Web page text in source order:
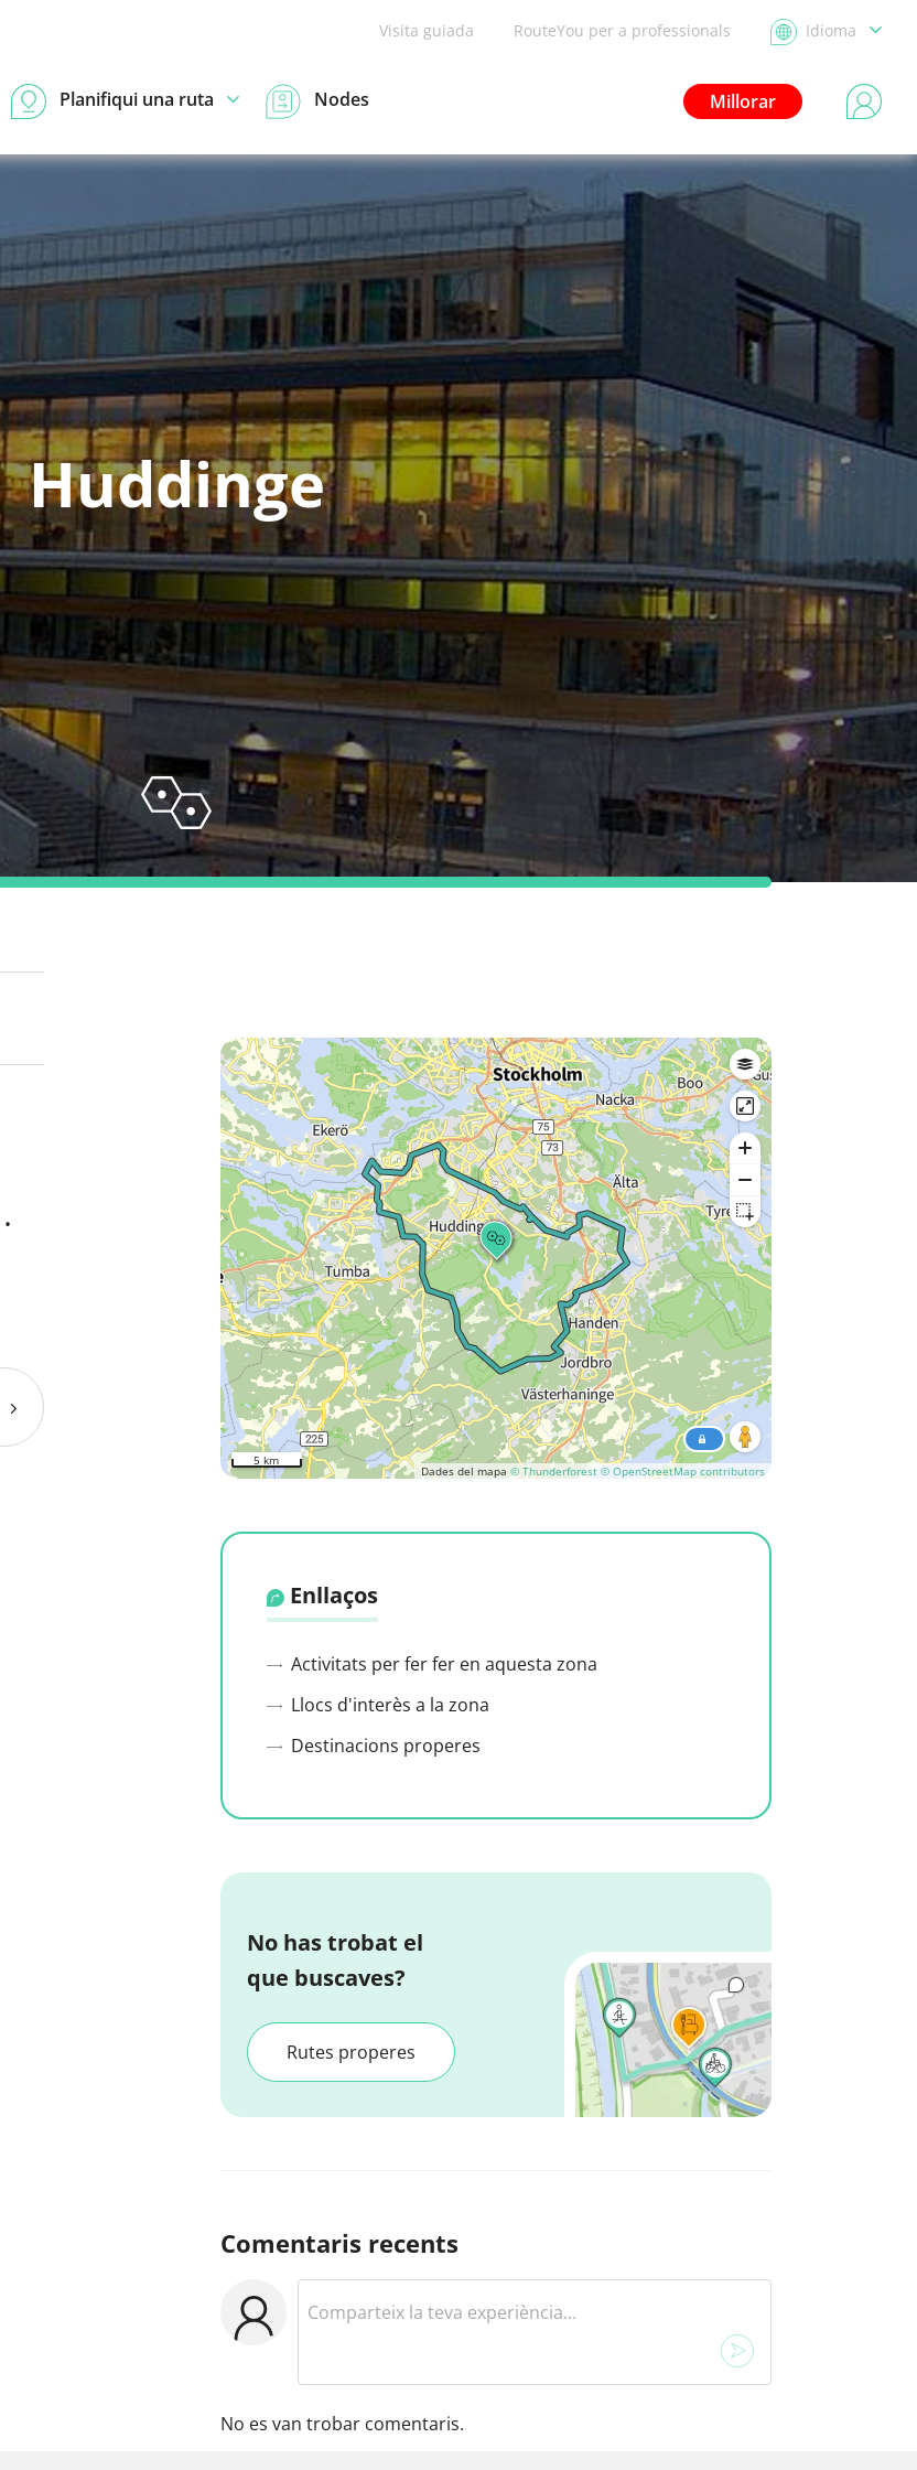
Visita guiada RouteYou per a professionals Idioma
Millorar
Planifiqui una ruta Nodes
Huddinge
•
Dades del mapa © Thunderforest © OpenStreetMap contributors
5 km
Enllaços
Activitats per fer fer en aquesta zona
Llocs d'interès a la zona
Destinacions properes
No has trobat el
que buscaves?
Rutes properes
Comentaris recents
No es van trobar comentaris.